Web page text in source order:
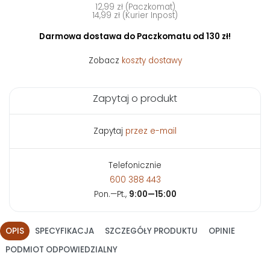
12,99 zł (Paczkomat)
14,99 zł (Kurier Inpost)
Darmowa dostawa do Paczkomatu od 130 zł!
Zobacz koszty dostawy
Zapytaj o produkt
Zapytaj przez e-mail
Telefonicznie
600 388 443
Pon.—Pt., 9:00—15:00
OPIS SPECYFIKACJA SZCZEGÓŁY PRODUKTU
OPINIE
PODMIOT ODPOWIEDZIALNY